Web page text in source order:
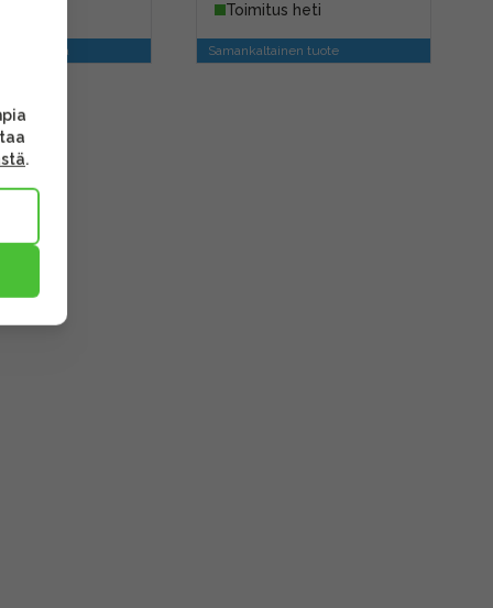
yhdessä
Toimitus heti
Samankaltainen tuote
.